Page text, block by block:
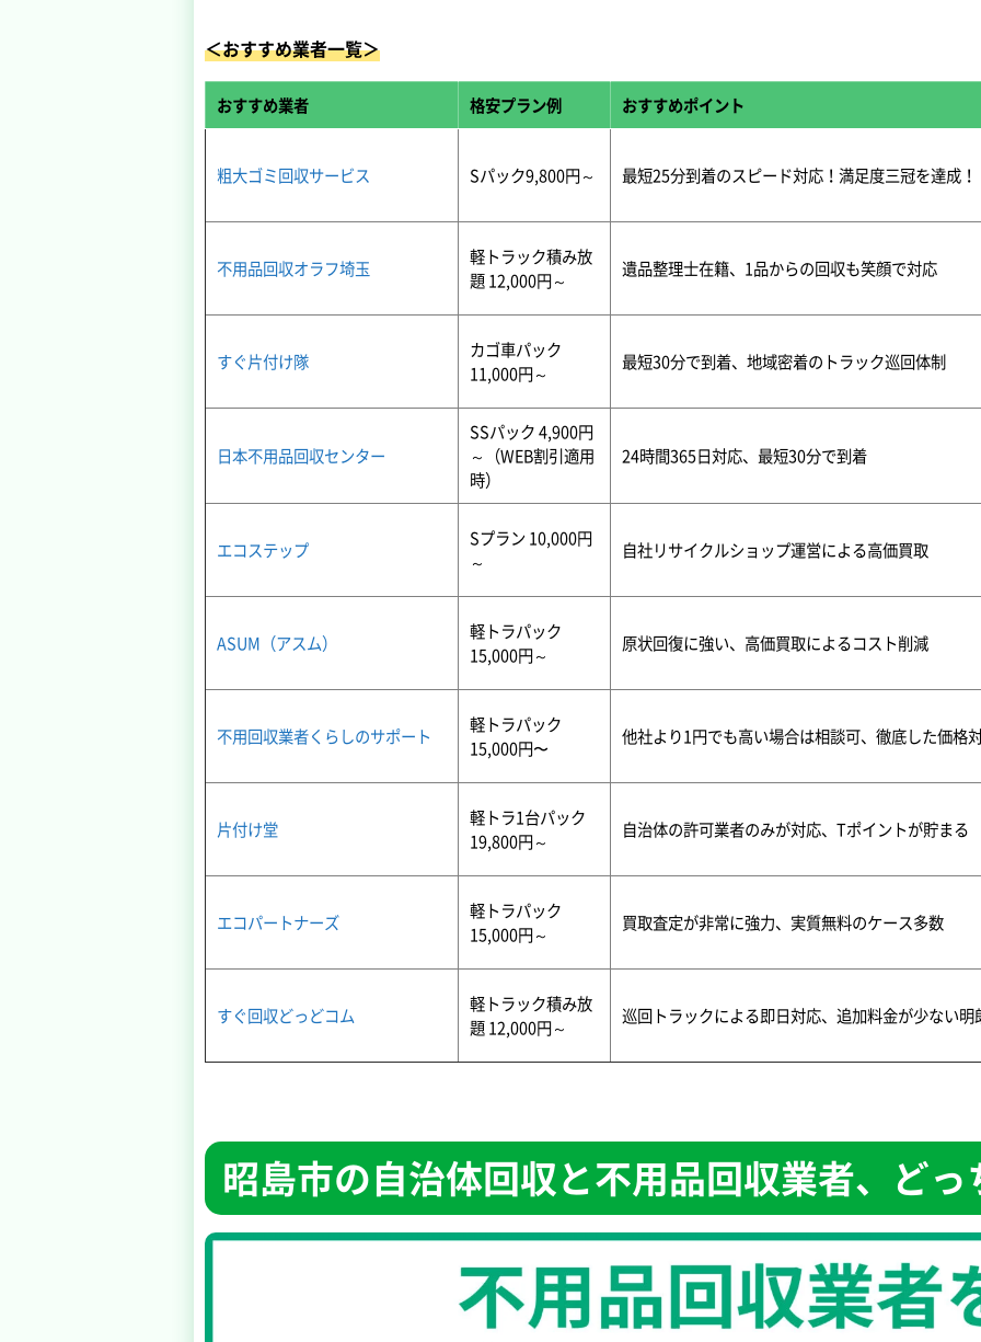
＜おすすめ業者一覧＞
おすすめ業者 格安プラン例 おすすめポイント
粗大ゴミ回収サービス Sパック9,800円～ 最短25分到着のスピード対応！満足度三冠を達成！
不用品回収オラフ埼玉
軽トラック積み放
題 12,000円～
遺品整理士在籍、1品からの回収も笑顔で対応
すぐ片付け隊
カゴ車パック
11,000円～
最短30分で到着、地域密着のトラック巡回体制
日本不用品回収センター
SSパック 4,900円
～（WEB割引適用
時）
24時間365日対応、最短30分で到着
エコステップ
Sプラン 10,000円
～
自社リサイクルショップ運営による高価買取
ASUM（アスム）
軽トラパック
15,000円～
原状回復に強い、高価買取によるコスト削減
不用回収業者くらしのサポート
軽トラパック
15,000円〜
他社より1円でも高い場合は相談可、徹底した価格
片付け堂
軽トラ1台パック
19,800円～
自治体の許可業者のみが対応、Tポイントが貯まる
エコパートナーズ
軽トラパック
15,000円～
買取査定が非常に強力、実質無料のケース多数
すぐ回収どっどコム
軽トラック積み放
題 12,000円～
巡回トラックによる即日対応、追加料金が少ない明
昭島市の自治体回収と不用品回収業者、どっ